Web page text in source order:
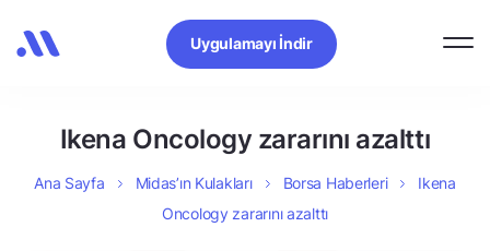
Uygulamayı İndir
Ikena Oncology zararını azalttı
Ana Sayfa Midas’ın Kulakları Borsa Haberleri
Ikena
Oncology zararını azalttı